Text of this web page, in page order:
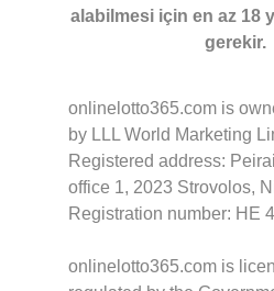
alabilmesi için en az 18
gerekir.
onlinelotto365.com is
by LLL World Marketing
Registered address:
office 1, 2023 Strovolos,
Registration number: HE
onlinelotto365.com is